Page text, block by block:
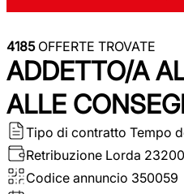
4185OFFERTE TROVATE
ADDETTO/A
ALLE
Tipo di contratto Tempo
Retribuzione Lorda
Codice annuncio 350059